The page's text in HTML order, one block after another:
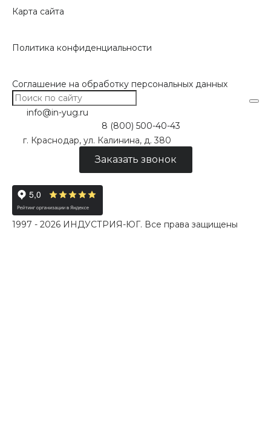
Карта сайта
Политика конфиденциальности
Соглашение на обработку персональных данных
info@in-yug.ru
8 (800) 500-40-43
г. Краснодар, ул. Калинина, д. 380
Заказать звонок
1997 - 2026 ИНДУСТРИЯ-ЮГ. Все права защищены